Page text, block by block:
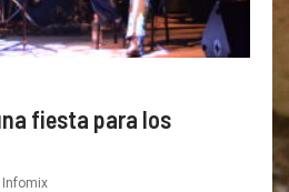
fiesta para los
Infomix